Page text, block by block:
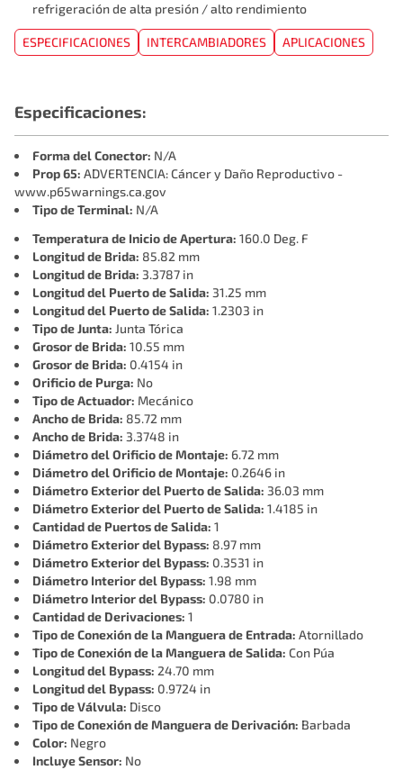
refrigeración de alta presión / alto rendimiento
ESPECIFICACIONES INTERCAMBIADORES APLICACIONES
Especificaciones:
Forma del Conector: N/A
Prop 65: ADVERTENCIA: Cáncer y Daño Reproductivo -
www.p65warnings.ca.gov
Tipo de Terminal: N/A
Temperatura de Inicio de Apertura: 160.0 Deg. F
Longitud de Brida: 85.82 mm
Longitud de Brida: 3.3787 in
Longitud del Puerto de Salida: 31.25 mm
Longitud del Puerto de Salida: 1.2303 in
Tipo de Junta: Junta Tórica
Grosor de Brida: 10.55 mm
Grosor de Brida: 0.4154 in
Orificio de Purga: No
Tipo de Actuador: Mecánico
Ancho de Brida: 85.72 mm
Ancho de Brida: 3.3748 in
Diámetro del Orificio de Montaje: 6.72 mm
Diámetro del Orificio de Montaje: 0.2646 in
Diámetro Exterior del Puerto de Salida: 36.03 mm
Diámetro Exterior del Puerto de Salida: 1.4185 in
Cantidad de Puertos de Salida: 1
Diámetro Exterior del Bypass: 8.97 mm
Diámetro Exterior del Bypass: 0.3531 in
Diámetro Interior del Bypass: 1.98 mm
Diámetro Interior del Bypass: 0.0780 in
Cantidad de Derivaciones: 1
Tipo de Conexión de la Manguera de Entrada: Atornillado
Tipo de Conexión de la Manguera de Salida: Con Púa
Longitud del Bypass: 24.70 mm
Longitud del Bypass: 0.9724 in
Tipo de Válvula: Disco
Tipo de Conexión de Manguera de Derivación: Barbada
Color: Negro
Incluye Sensor: No